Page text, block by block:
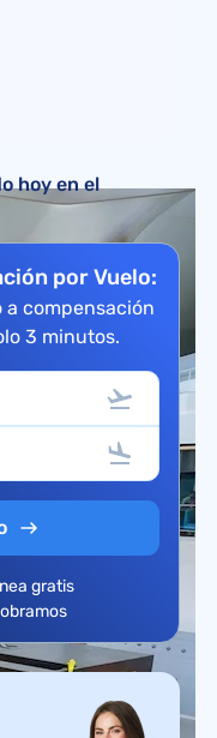
hoy en el
por Vuelo:
a compensación
3 minutos.
gratis